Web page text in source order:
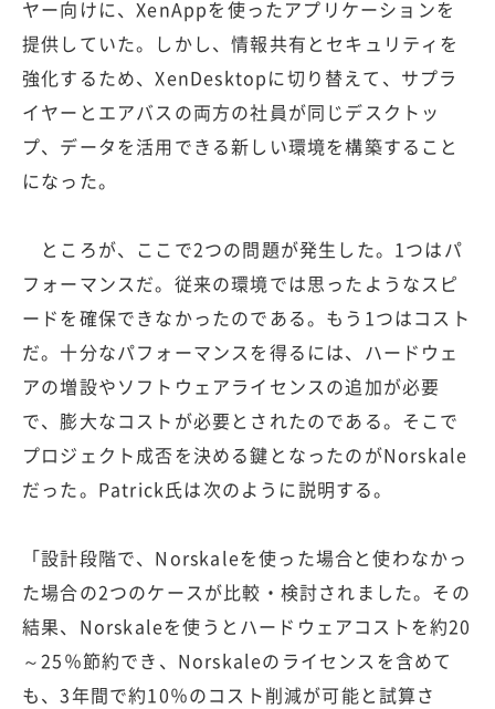
ヤー向けに、XenAppを使ったアプリケーションを
提供していた。しかし、情報共有とセキュリティを
強化するため、XenDesktopに切り替えて、サプラ
イヤーとエアバスの両方の社員が同じデスクトッ
プ、データを活用できる新しい環境を構築すること
になった。
ところが、ここで2つの問題が発生した。1つはパ
フォーマンスだ。従来の環境では思ったようなスピ
ードを確保できなかったのである。もう1つはコスト
だ。十分なパフォーマンスを得るには、ハードウェ
アの増設やソフトウェアライセンスの追加が必要
で、膨大なコストが必要とされたのである。そこで
プロジェクト成否を決める鍵となったのがNorskale
だった。Patrick氏は次のように説明する。
「設計段階で、Norskaleを使った場合と使わなかっ
た場合の2つのケースが比較・検討されました。その
結果、Norskaleを使うとハードウェアコストを約20
～25％節約でき、Norskaleのライセンスを含めて
も、3年間で約10％のコスト削減が可能と試算さ